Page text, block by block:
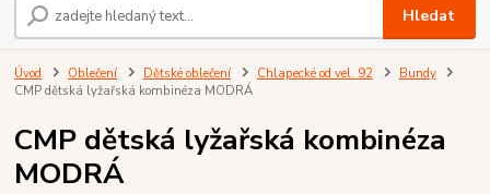
Hledat
Úvod Oblečení Dětské oblečení Chlapecké od vel. 92
Bundy
CMP dětská lyžařská kombinéza MODRÁ
CMP dětská lyžařská kombinéza
MODRÁ